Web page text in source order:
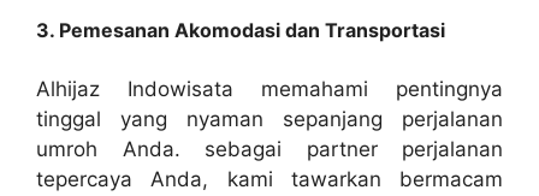
3. Pemesanan Akomodasi dan Transportasi
Alhijaz Indowisata memahami pentingnya
tinggal yang nyaman sepanjang perjalanan
umroh Anda. sebagai partner perjalanan
tepercaya Anda, kami tawarkan bermacam